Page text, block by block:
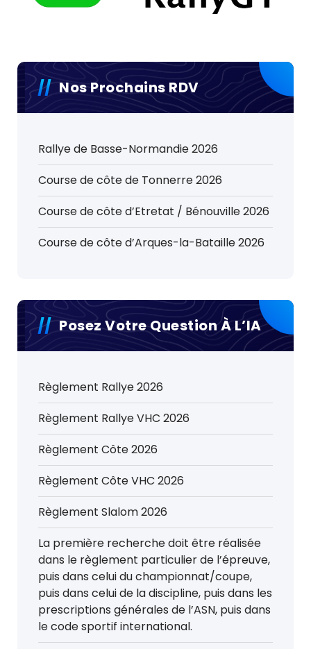
Nos Prochains RDV
Rallye de Basse-Normandie 2026
Course de côte de Tonnerre 2026
Course de côte d’Etretat / Bénouville 2026
Course de côte d’Arques-la-Bataille 2026
Posez Votre Question À L’IA
Règlement Rallye 2026
Règlement Rallye VHC 2026
Règlement Côte 2026
Règlement Côte VHC 2026
Règlement Slalom 2026
La première recherche doit être réalisée
dans le règlement particulier de l’épreuve,
puis dans celui du championnat/coupe,
puis dans celui de la discipline, puis dans les
prescriptions générales de l’ASN, puis dans
le code sportif international.